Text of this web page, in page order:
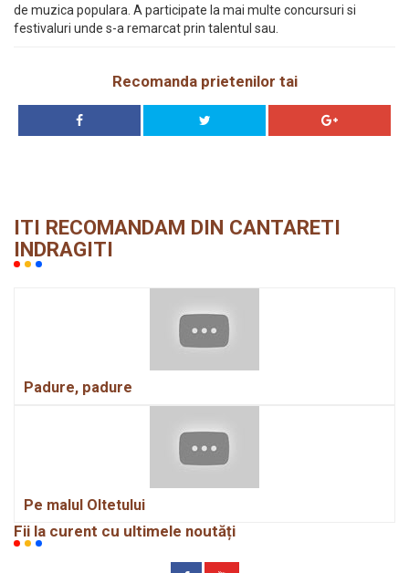
de muzica populara. A participate la mai multe concursuri si
festivaluri unde s-a remarcat prin talentul sau.
Recomanda prietenilor tai
ITI RECOMANDAM DIN CANTARETI
INDRAGITI
Padure, padure
Pe malul Oltetului
Fii la curent cu ultimele noutăți